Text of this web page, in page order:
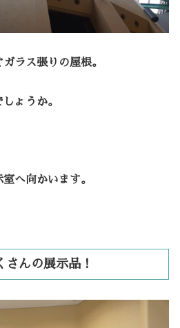
ラス張りの屋根。
ょうか。
へ向かいます。
さんの展示品！